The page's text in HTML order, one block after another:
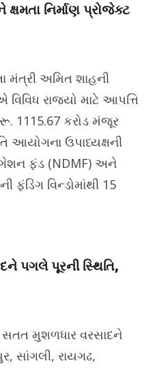
નિર્માણ પ્રોજેક્ટ
મંત્રી અમિત શાહની
રાજ્યો માટે આપત્તિ
1115.67 કરોડ મંજૂર
આયોગના ઉપાધ્યક્ષની
ફંડ (NDMF) અને
ફંડિંગ વિન્ડોમાંથી 15
પગલે પૂરની સ્થિતિ,
સતત મુશળધાર વરસાદને
સાંગલી, રાયગઢ,